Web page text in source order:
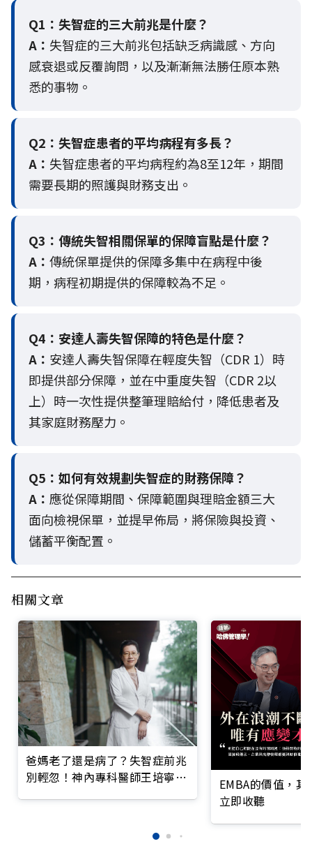
Q1：失智症的三大前兆是什麼？
A： 失智症的三大前兆包括缺乏病識感、方向
感衰退或反覆詢問，以及漸漸無法勝任原本熟
悉的事物。
Q2： 失智症患者的平均病程有多長？
A： 失智症患者的平均病程約為8至12年，期間
需要長期的照護與財務支出。
Q3： 傳統失智相關保單的保障盲點是什麼？
A： 傳統保單提供的保障多集中在病程中後
期，病程初期提供的保障較為不足。
Q4： 安達人壽失智保障的特色是什麼？
A： 安達人壽失智保障在輕度失智（CDR 1）時
即提供部分保障，並在中重度失智（CDR 2以
上）時一次性提供整筆理賠給付，降低患者及
其家庭財務壓力。
Q5： 如何有效規劃失智症的財務保障？
A： 應從保障期間、保障範圍與理賠金額三大
面向檢視保單，並提早佈局，將保險與投資、
儲蓄平衡配置。
相關文章
爸媽老了還是病了？失智症前兆
別輕忽！神內專科醫師王培寧呼
EMBA的價值，
立即收聽